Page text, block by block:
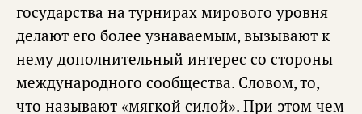
государства на турнирах мирового уровня
делают его более узнаваемым, вызывают к
нему дополнительный интерес со стороны
международного сообщества. Словом, то,
что называют «мягкой силой». При этом чем